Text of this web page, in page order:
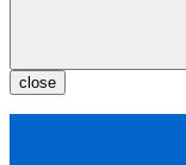
close